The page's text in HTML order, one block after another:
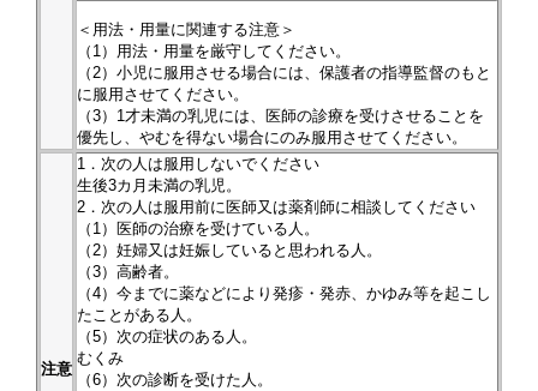
＜用法・用量に関連する注意＞
（1）用法・用量を厳守してください。
（2）小児に服用させる場合には、保護者の指導監督のもと
に服用させてください。
（3）1才未満の乳児には、医師の診療を受けさせることを
優先し、やむを得ない場合にのみ服用させてください。
注意
1．次の人は服用しないでください
生後3カ月未満の乳児。
2．次の人は服用前に医師又は薬剤師に相談してください
（1）医師の治療を受けている人。
（2）妊婦又は妊娠していると思われる人。
（3）高齢者。
（4）今までに薬などにより発疹・発赤、かゆみ等を起こし
たことがある人。
（5）次の症状のある人。
むくみ
（6）次の診断を受けた人。